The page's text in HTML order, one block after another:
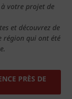
votre projet de
et découvrez de
région qui ont été
PRÈS DE